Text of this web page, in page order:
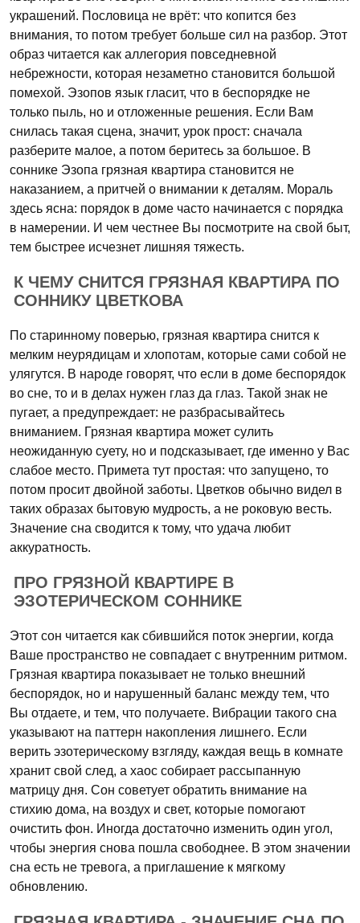
украшений. Пословица не врёт: что копится без
внимания, то потом требует больше сил на разбор. Этот
образ читается как аллегория повседневной
небрежности, которая незаметно становится большой
помехой. Эзопов язык гласит, что в беспорядке не
только пыль, но и отложенные решения. Если Вам
снилась такая сцена, значит, урок прост: сначала
разберите малое, а потом беритесь за большое. В
соннике Эзопа грязная квартира становится не
наказанием, а притчей о внимании к деталям. Мораль
здесь ясна: порядок в доме часто начинается с порядка
в намерении. И чем честнее Вы посмотрите на свой быт,
тем быстрее исчезнет лишняя тяжесть.
К ЧЕМУ СНИТСЯ ГРЯЗНАЯ КВАРТИРА ПО
СОННИКУ ЦВЕТКОВА
По старинному поверью, грязная квартира снится к
мелким неурядицам и хлопотам, которые сами собой не
улягутся. В народе говорят, что если в доме беспорядок
во сне, то и в делах нужен глаз да глаз. Такой знак не
пугает, а предупреждает: не разбрасывайтесь
вниманием. Грязная квартира может сулить
неожиданную суету, но и подсказывает, где именно у Вас
слабое место. Примета тут простая: что запущено, то
потом просит двойной заботы. Цветков обычно видел в
таких образах бытовую мудрость, а не роковую весть.
Значение сна сводится к тому, что удача любит
аккуратность.
ПРО ГРЯЗНОЙ КВАРТИРЕ В
ЭЗОТЕРИЧЕСКОМ СОННИКЕ
Этот сон читается как сбившийся поток энергии, когда
Ваше пространство не совпадает с внутренним ритмом.
Грязная квартира показывает не только внешний
беспорядок, но и нарушенный баланс между тем, что
Вы отдаете, и тем, что получаете. Вибрации такого сна
указывают на паттерн накопления лишнего. Если
верить эзотерическому взгляду, каждая вещь в комнате
хранит свой след, а хаос собирает рассыпанную
матрицу дня. Сон советует обратить внимание на
стихию дома, на воздух и свет, которые помогают
очистить фон. Иногда достаточно изменить один угол,
чтобы энергия снова пошла свободнее. В этом значении
сна есть не тревога, а приглашение к мягкому
обновлению.